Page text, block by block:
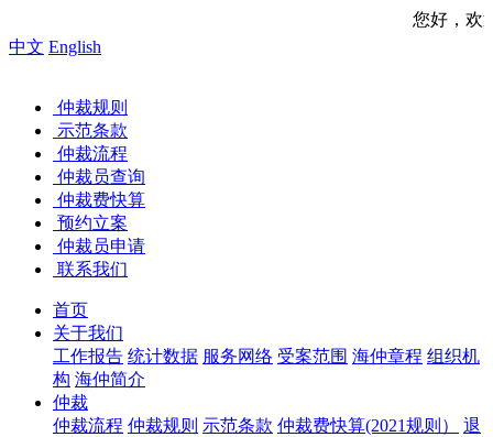
您好，欢迎来到中国海
中文 English
仲裁规则
示范条款
仲裁流程
仲裁员查询
仲裁费快算
预约立案
仲裁员申请
联系我们
首页
关于我们
工作报告 统计数据 服务网络 受案范围 海仲章程 组织机
构 海仲简介
仲裁
仲裁流程 仲裁规则 示范条款 仲裁费快算(2021规则）
退